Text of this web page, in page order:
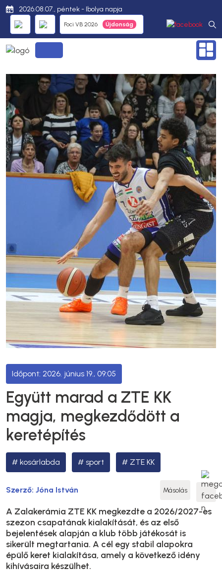
2026.08.07., péntek - Ibolya napja
Foci VB 2026
2026. június 19., 09:05
Együtt marad a ZTE KK
magja, megkezdődött a
keretépítés
kosárlabda sport ZTE KK
Szerző: Jóna István Másolás
A Zalakerámia ZTE KK megkezdte a 2026/2027-es
szezon csapatának kialakítását, és az első
bejelentések alapján a klub több játékosát is
sikerült megtartania. A cél egy stabil alapokra
épülő keret kialakítása, amely a következő idény
kihívásaira készülhet.